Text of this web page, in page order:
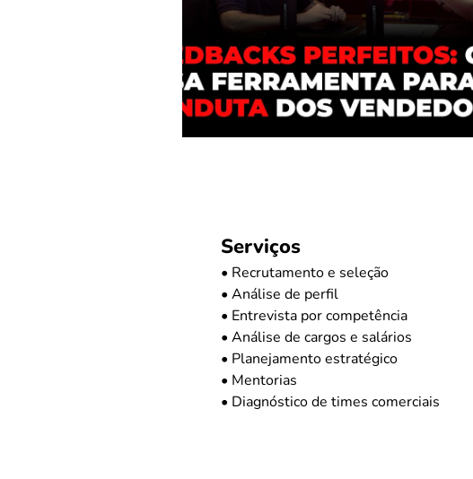
Serviços
• Recrutamento e seleção
• Análise de perfil
• Entrevista por competência
• Análise de cargos e salários
• Planejamento estratégico
• Mentorias
• Diagnóstico de times comerciais